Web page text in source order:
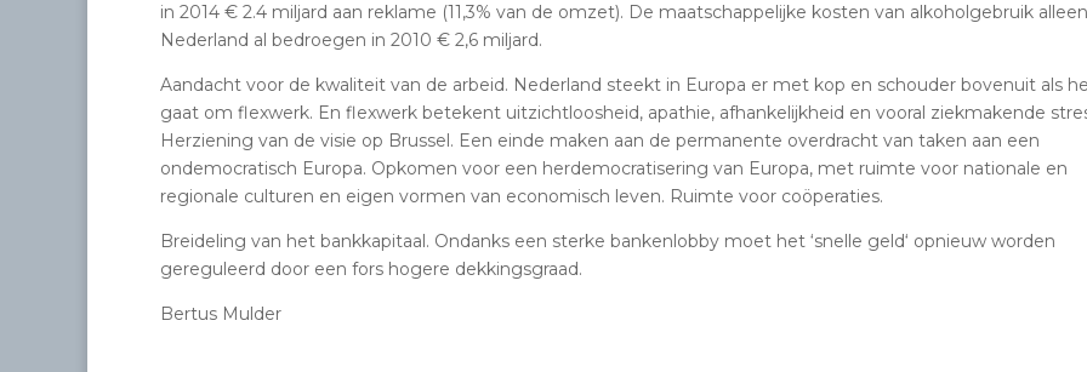
in 2014 € 2.4 miljard aan reklame (11,3% van de omzet). De maatschappelijke kosten van alkoholgebruik
Nederland al bedroegen in 2010 € 2,6 miljard.
Aandacht voor de kwaliteit van de arbeid. Nederland steekt in Europa er met kop en schouder bovenuit als
gaat om flexwerk. En flexwerk betekent uitzichtloosheid, apathie, afhankelijkheid en vooral ziekmakende
Herziening van de visie op Brussel. Een einde maken aan de permanente overdracht van taken aan een
ondemocratisch Europa. Opkomen voor een herdemocratisering van Europa, met ruimte voor nationale en
regionale culturen en eigen vormen van economisch leven. Ruimte voor coöperaties.
Breideling van het bankkapitaal. Ondanks een sterke bankenlobby moet het ‘snelle geld‘ opnieuw worden
gereguleerd door een fors hogere dekkingsgraad.
Bertus Mulder